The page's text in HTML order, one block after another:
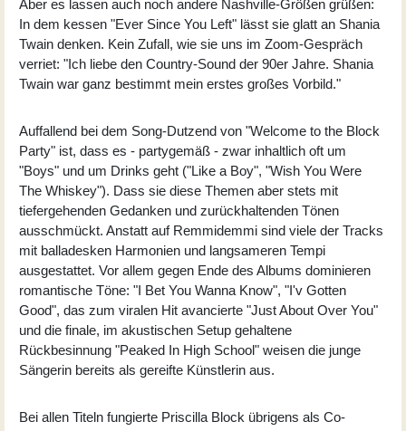
Aber es lassen auch noch andere Nashville-Größen grüßen:
In dem kessen "Ever Since You Left" lässt sie glatt an Shania
Twain denken. Kein Zufall, wie sie uns im Zoom-Gespräch
verriet: "Ich liebe den Country-Sound der 90er Jahre. Shania
Twain war ganz bestimmt mein erstes großes Vorbild."
Auffallend bei dem Song-Dutzend von "Welcome to the Block
Party" ist, dass es - partygemäß - zwar inhaltlich oft um
"Boys" und um Drinks geht ("Like a Boy", "Wish You Were
The Whiskey"). Dass sie diese Themen aber stets mit
tiefergehenden Gedanken und zurückhaltenden Tönen
ausschmückt. Anstatt auf Remmidemmi sind viele der Tracks
mit balladesken Harmonien und langsameren Tempi
ausgestattet. Vor allem gegen Ende des Albums dominieren
romantische Töne: "I Bet You Wanna Know", "I'v Gotten
Good", das zum viralen Hit avancierte "Just About Over You"
und die finale, im akustischen Setup gehaltene
Rückbesinnung "Peaked In High School" weisen die junge
Sängerin bereits als gereifte Künstlerin aus.
Bei allen Titeln fungierte Priscilla Block übrigens als Co-